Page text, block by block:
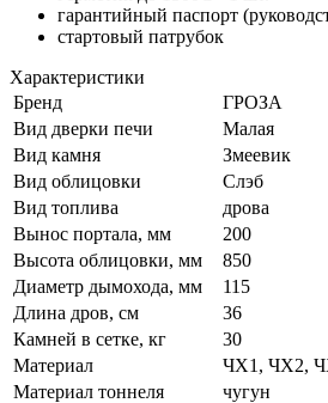
гарантийный паспорт
стартовый патрубок
Характеристики
Бренд
ГРОЗА
Вид дверки печи
Малая
Вид камня
Змеевик
Вид облицовки
Слэб
Вид топлива
дрова
Вынос портала, мм
200
Высота облицовки, мм
850
Диаметр дымохода, мм
115
Длина дров, см
36
Камней в сетке, кг
30
Материал
ЧХ1, ЧХ2,
Материал тоннеля
чугун